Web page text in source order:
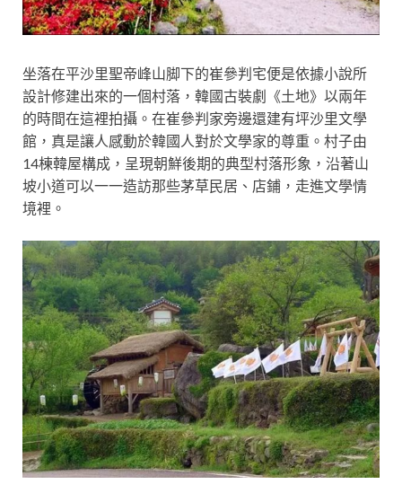
坐落在平沙里聖帝峰山脚下的崔參判宅便是依據小說所
設計修建出來的一個村落，韓國古裝劇《土地》以兩年
的時間在這裡拍攝。在崔參判家旁邊還建有坪沙里文學
館，真是讓人感動於韓國人對於文學家的尊重。村子由
14棟韓屋構成，呈現朝鮮後期的典型村落形象，沿著山
坡小道可以一一造訪那些茅草民居、店鋪，走進文學情
境裡。